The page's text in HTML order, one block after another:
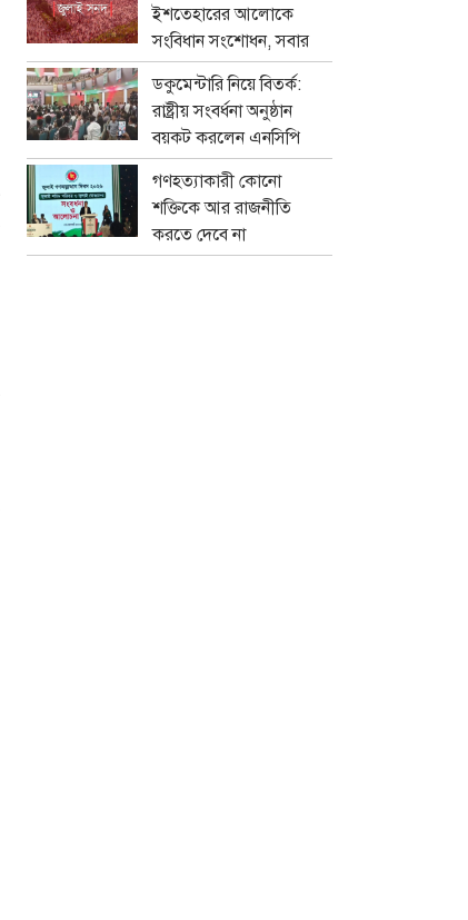
ইশতেহারের আলোকে
সংবিধান সংশোধন, সবার
মতামত নেবে বিশেষ কমিটি
ডকুমেন্টারি নিয়ে বিতর্ক:
রাষ্ট্রীয় সংবর্ধনা অনুষ্ঠান
বয়কট করলেন এনসিপি
নেতারা
গণহত্যাকারী কোনো
শক্তিকে আর রাজনীতি
করতে দেবে না
জনগণ:স্বরাষ্ট্রমন্ত্রী